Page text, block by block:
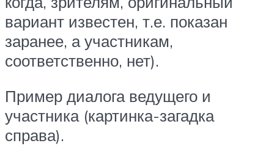
вариант известен, т.е. показан
заранее, а участникам,
соответственно, нет).
Пример диалога ведущего и
участника (картинка-загадка
справа).